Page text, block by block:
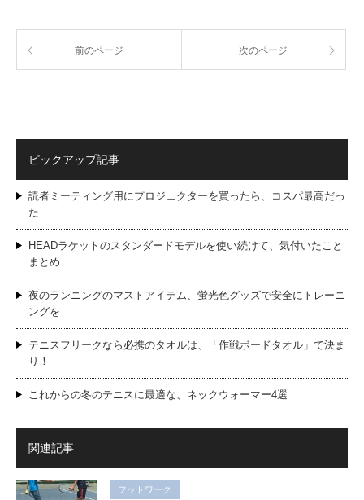
前のページ 次のページ
ピックアップ記事
読者ミーティング用にプロジェクターを買ったら、コスパ最高だっ
た
HEADラケットのスタンダードモデルを使い続けて、気付いたこと
まとめ
夜のランニングのマストアイテム、蛍光色グッズで安全にトレーニ
ングを
テニスフリークなら必携のタオルは、「作戦ボードタオル」で決ま
り！
これからの冬のテニスに最適な、ネックウォーマー4選
関連記事
フットワーク